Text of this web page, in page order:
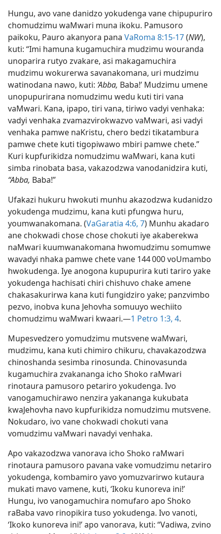
Hungu, avo vane danidzo yokudenga vane chipupuriro
chomudzimu waMwari muna ikoku. Pamusoro
paikoku, Pauro akanyora pana VaRoma 8:15-17(NW),
kuti: “Imi hamuna kugamuchira mudzimu wouranda
unoparira rutyo zvakare, asi makagamuchira
mudzimu wokurerwa savanakomana, uri mudzimu
watinodana nawo, kuti: ‘Abba, Baba!’ Mudzimu umene
unopupurirana nomudzimu wedu kuti tiri vana
vaMwari. Kana, ipapo, tiri vana, tiriwo vadyi venhaka:
vadyi venhaka zvamazvirokwazvo vaMwari, asi vadyi
venhaka pamwe naKristu, chero bedzi tikatambura
pamwe chete kuti tigopiwawo mbiri pamwe chete.”
Kuri kupfurikidza nomudzimu waMwari, kana kuti
simba rinobata basa, vakazodzwa vanodanidzira kuti,
“Abba, Baba!”
Ufakazi hukuru hwokuti munhu akazodzwa kudanidzo
yokudenga mudzimu, kana kuti pfungwa huru,
youmwanakomana. (VaGaratia 4:6, 7) Munhu akadaro
ane chokwadi chose chose chokuti iye akaberekwa
naMwari kuumwanakomana hwomudzimu somumwe
wavadyi nhaka pamwe chete vane 144 000 voUmambo
hwokudenga. Iye anogona kupupurira kuti tariro yake
yokudenga hachisati chiri chishuvo chake amene
chakasakurirwa kana kuti fungidziro yake; panzvimbo
pezvo, inobva kuna Jehovha somuuyo wechiito
chomudzimu waMwari kwaari.—1 Petro 1:3, 4.
Mupesvedzero yomudzimu mutsvene waMwari,
mudzimu, kana kuti chimiro chikuru, chavakazodzwa
chinoshanda sesimba rinosunda. Chinovasunda
kugamuchira zvakananga icho Shoko raMwari
rinotaura pamusoro petariro yokudenga. Ivo
vanogamuchirawo nenzira yakananga kukubata
kwaJehovha navo kupfurikidza nomudzimu mutsvene.
Nokudaro, ivo vane chokwadi chokuti vana
vomudzimu vaMwari navadyi venhaka.
Apo vakazodzwa vanorava icho Shoko raMwari
rinotaura pamusoro pavana vake vomudzimu netariro
yokudenga, kombamiro yavo yomuzvarirwo kutaura
mukati mavo vamene, kuti, ‘Ikoku kunoreva ini!’
Hungu, ivo vanogamuchira nomufaro apo Shoko
raBaba vavo rinopikira tuso yokudenga. Ivo vanoti,
‘Ikoko kunoreva ini!’ apo vanorava, kuti: “Vadiwa, zvino